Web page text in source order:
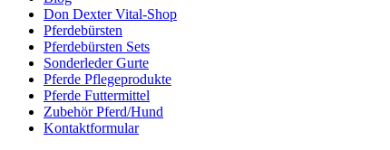
Don Dexter Vital-Shop
Pferdebürsten
Pferdebürsten Sets
Sonderleder Gurte
Pferde Pflegeprodukte
Pferde Futtermittel
Zubehör Pferd/Hund
Kontaktformular